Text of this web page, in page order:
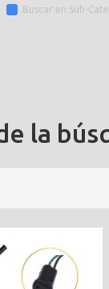
Buscar en Sub-
la